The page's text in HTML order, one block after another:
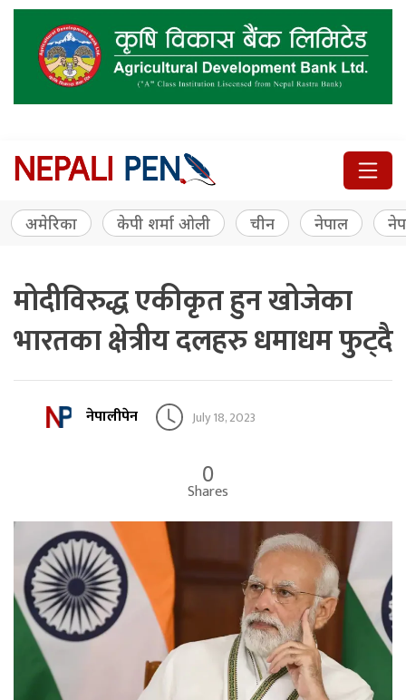
अमेरिका केपी शर्मा ओली चीन नेपाल
मोदीविरुद्ध एकीकृत हुन खोजेका
भारतका क्षेत्रीय दलहरु धमाधम फुट्दै
नेपालीपेन July 18, 2023
0
Shares